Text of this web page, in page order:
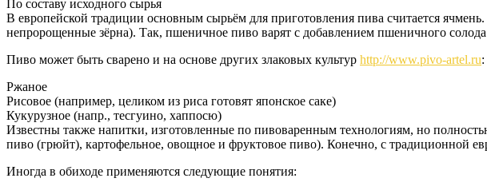
По составу исходного сырья
В европейской традиции основным сырьём для приготовления пива считается
непророщенные зёрна). Так, пшеничное пиво варят с добавлением пшеничного
Пиво может быть сварено и на основе других злаковых культур http://www.pivo-artel.ru:
Ржаное
Рисовое (например, целиком из риса готовят японское саке)
Кукурузное (напр., тесгуино, хаппосю)
Известны также напитки, изготовленные по пивоваренным технологиям, но
пиво (грюйт), картофельное, овощное и фруктовое пиво). Конечно, с традиционной
Иногда в обиходе применяются следующие понятия: